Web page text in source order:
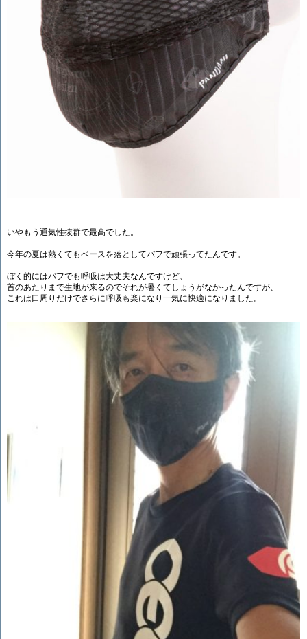
いやもう通気性抜群で最高でした。
今年の夏は熱くてもペースを落としてバフで頑張ってたんです。
ぼく的にはバフでも呼吸は大丈夫なんですけど、
首のあたりまで生地が来るのでそれが暑くてしょうがなかったんですが、
これは口周りだけでさらに呼吸も楽になり一気に快適になりました。